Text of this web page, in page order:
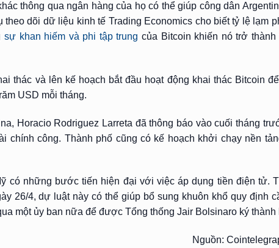
thông qua ngân hàng của họ có thể giúp công dân
dõi dữ liệu kinh tế Trading Economics cho biết tỷ lệ lạm
sự khan hiếm và phi tập trung của Bitcoin khiến nó trở thành
thác và lên kế hoạch bắt đầu hoạt động khai thác Bitcoin
USD mỗi tháng.
Horacio Rodriguez Larreta đã thông báo vào cuối tháng
chính công. Thành phố cũng có kế hoạch khởi chạy nền
có những bước tiến hiện đại với việc áp dụng tiền điện tử.
26/4, dự luật này có thể giúp bổ sung khuôn khổ quy định
một ủy ban nữa để được Tổng thống Jair Bolsinaro ký thành
Nguồn: